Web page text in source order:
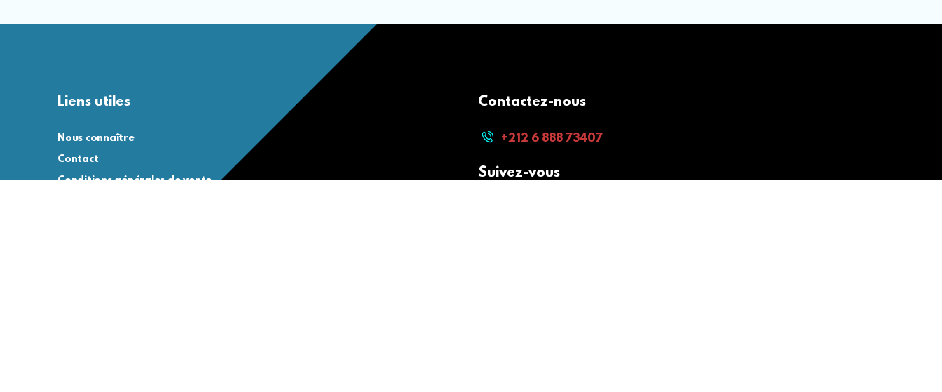
Liens utiles
Nous connaître
Contact
Conditions générales de vente
Contactez-nous
+212 6 888 73407
Suivez-vous